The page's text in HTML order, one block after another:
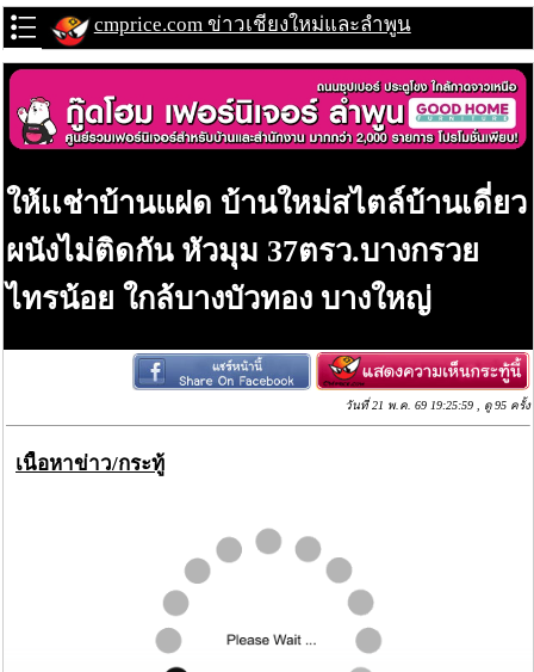
cmprice.com ข่าวเชียงใหม่และลำพูน
ให้เเช่าบ้านแฝด บ้านใหม่สไตล์บ้านเดี่ยว
ผนังไม่ติดกัน หัวมุม 37ตรว.บางกรวย
ไทรน้อย ใกล้บางบัวทอง บางใหญ่
วันที่ 21 พ.ค. 69 19:25:59 , ดู 95 ครั้ง
เนื้อหาข่าว/กระทู้